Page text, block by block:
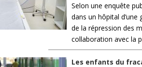
Selon une enquête
dans un hôpital d’une
de la répression des
collaboration avec la
Les enfants du